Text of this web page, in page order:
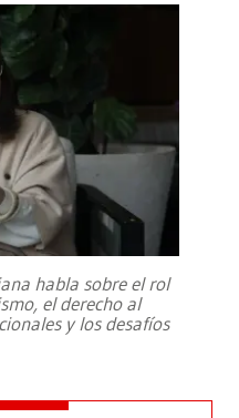
habla sobre el rol
el derecho al
y los desafíos